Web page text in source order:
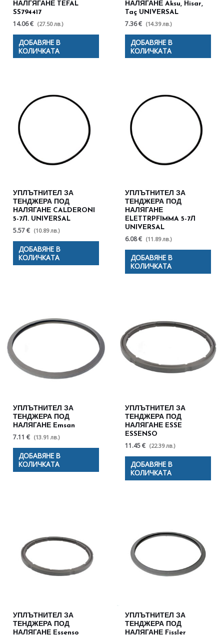
НАЛГЯГАНЕ TEFAL
SS794417
14.06 € (27.50 лв.)
ДОБАВЯНЕ В
КОЛИЧКАТА
НАЛЯГАНЕ Aksu, Hisar,
Taç UNIVERSAL
7.36 € (14.39 лв.)
ДОБАВЯНЕ В
КОЛИЧКАТА
УПЛЪТНИТЕЛ ЗА
ТЕНДЖЕРА ПОД
НАЛЯГАНЕ CALDERONI
5-7Л. UNIVERSAL
5.57 € (10.89 лв.)
ДОБАВЯНЕ В
КОЛИЧКАТА
УПЛЪТНИТЕЛ ЗА
ТЕНДЖЕРА ПОД
НАЛЯГАНЕ
ELETTRPFIMMA 5-7Л
UNIVERSAL
6.08 € (11.89 лв.)
ДОБАВЯНЕ В
КОЛИЧКАТА
УПЛЪТНИТЕЛ ЗА
ТЕНДЖЕРА ПОД
НАЛЯГАНЕ Emsan
7.11 € (13.91 лв.)
ДОБАВЯНЕ В
КОЛИЧКАТА
УПЛЪТНИТЕЛ ЗА
ТЕНДЖЕРА ПОД
НАЛЯГАНЕ ESSE
ESSENSO
11.45 € (22.39 лв.)
ДОБАВЯНЕ В
КОЛИЧКАТА
УПЛЪТНИТЕЛ ЗА
ТЕНДЖЕРА ПОД
НАЛЯГАНЕ Essenso
УПЛЪТНИТЕЛ ЗА
ТЕНДЖЕРА ПОД
НАЛЯГАНЕ Fissler